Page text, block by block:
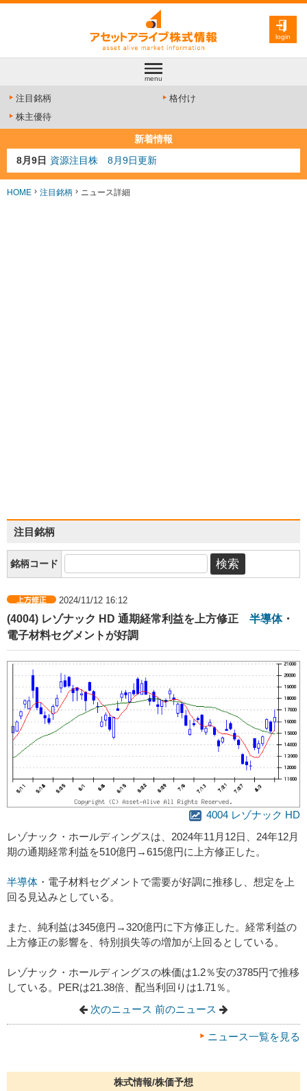
login
menu
注目銘柄
格付け
株主優待
新着情報
8月9日 資源注目株 8月9日更新
8月4日 AI注目株 8月4日更新
8月3日 人気業種注目株 8月3日更新
HOME 注目銘柄 ニュース詳細
注目銘柄
銘柄コード
2024/11/12 16:12
(4004) レゾナック HD 通期経常利益を上方修正 半導体 ・
電子材料セグメントが好調
4004 レゾナック HD
レゾナック・ホールディングスは、2024年11月12日、24年12月
期の通期経常利益を510億円→615億円に上方修正した。
半導体 ・電子材料セグメントで需要が好調に推移し、想定を上
回る見込みとしている。
また、純利益は345億円→320億円に下方修正した。経常利益の
上方修正の影響を、特別損失等の増加が上回るとしている。
レゾナック・ホールディングスの株価は1.2％安の3785円で推移
している。PERは21.38倍、配当利回りは1.71％。
次のニュース 前のニュース
ニュース一覧を見る
株式情報/株価予想